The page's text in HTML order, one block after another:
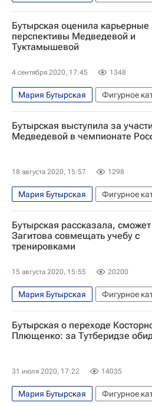
Бутырская оценила карьерные
перспективы Медведевой и
Туктамышевой
4 сентября 2020, 17:45 1348
Мария Бутырская
Фигурное
Елизавета Туктамышева
Бутырская выступила за
Медведевой в чемпионате
18 августа 2020, 15:57 1298
Мария Бутырская
Фигурное
Евгения Медведева
Брайан
Чемпионат России по фигурному
Бутырская рассказала,
Загитова совмещать учебу с
тренировками
15 августа 2020, 15:55 20200
Мария Бутырская
Фигурное
Алина Загитова
Бутырская о переходе
Плющенко: за Тутберидзе
31 июля 2020, 17:22 14035
Мария Бутырская
Фигурное